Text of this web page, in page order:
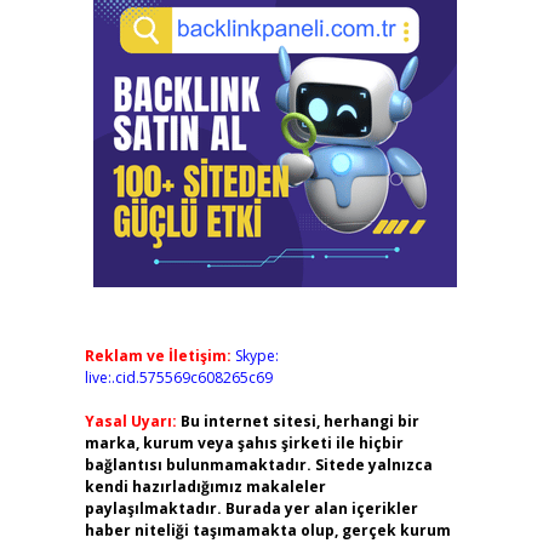
Reklam ve İletişim: Skype:
live:.cid.575569c608265c69
Yasal Uyarı: Bu internet sitesi, herhangi bir
marka, kurum veya şahıs şirketi ile hiçbir
bağlantısı bulunmamaktadır. Sitede yalnızca
kendi hazırladığımız makaleler
paylaşılmaktadır. Burada yer alan içerikler
haber niteliği taşımamakta olup, gerçek kurum